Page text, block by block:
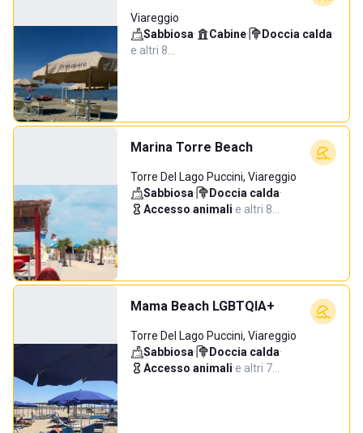
Viareggio
Sabbiosa· Cabine· Doccia calda·
e altri 8…
Marina Torre Beach
Torre Del Lago Puccini, Viareggio
Sabbiosa· Doccia calda·
Accesso animali·e altri 8…
Mama Beach LGBTQIA+
Torre Del Lago Puccini, Viareggio
Sabbiosa· Doccia calda·
Accesso animali·e altri 7…